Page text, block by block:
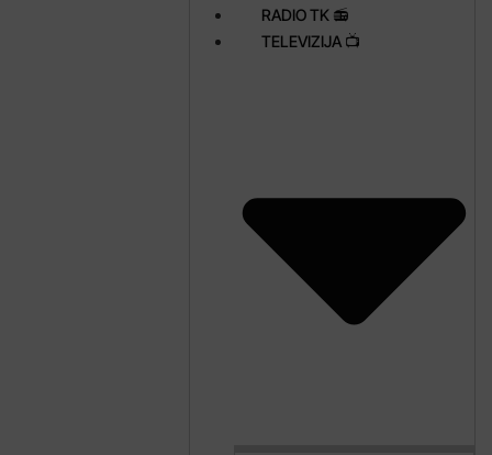
RADIO TK 📻
TELEVIZIJA 📺